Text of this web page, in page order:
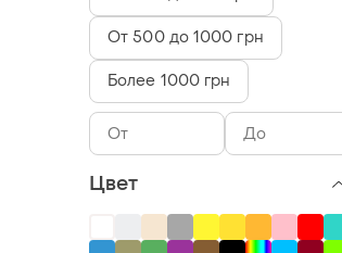
От 500 до 1000 грн
Более 1000 грн
Цвет